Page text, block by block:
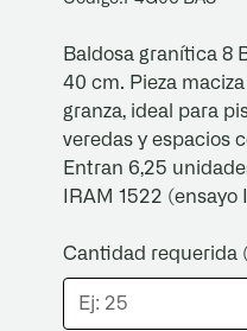
Baldosa granítica 8
40 cm. Pieza
granza, ideal para
veredas y espacios
Entran 6,25
IRAM 1522 (ensayo
Cantidad requerida